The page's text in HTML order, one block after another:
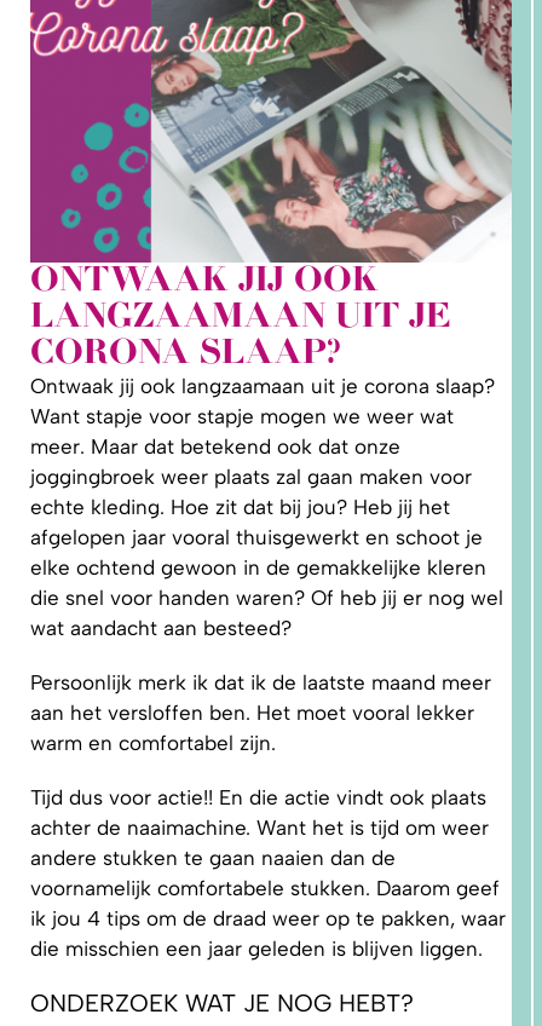
ONTWAAK JIJ OOK
LANGZAAMAAN UIT JE
CORONA SLAAP?
Ontwaak jij ook langzaamaan uit je corona slaap?
Want stapje voor stapje mogen we weer wat
meer. Maar dat betekend ook dat onze
joggingbroek weer plaats zal gaan maken voor
echte kleding. Hoe zit dat bij jou? Heb jij het
afgelopen jaar vooral thuisgewerkt en schoot je
elke ochtend gewoon in de gemakkelijke kleren
die snel voor handen waren? Of heb jij er nog wel
wat aandacht aan besteed?
Persoonlijk merk ik dat ik de laatste maand meer
aan het versloffen ben. Het moet vooral lekker
warm en comfortabel zijn.
Tijd dus voor actie!! En die actie vindt ook plaats
achter de naaimachine. Want het is tijd om weer
andere stukken te gaan naaien dan de
voornamelijk comfortabele stukken. Daarom geef
ik jou 4 tips om de draad weer op te pakken, waar
die misschien een jaar geleden is blijven liggen.
ONDERZOEK WAT JE NOG HEBT?
LEER IK
PATRONEN
GOED?
DAT LIGT
JOU!